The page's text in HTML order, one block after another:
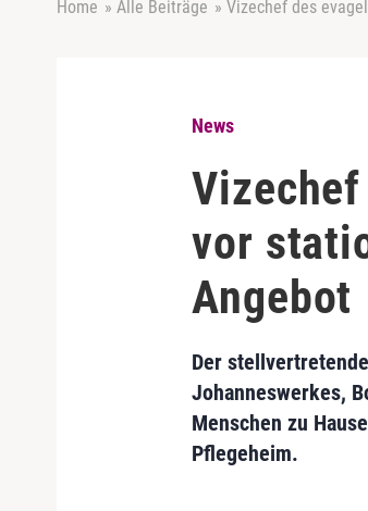
Home » Alle Beiträge » Vizechef des
News
vor
Angebot
Der
Johanneswerkes,
Menschen zu
Pflegeheim.